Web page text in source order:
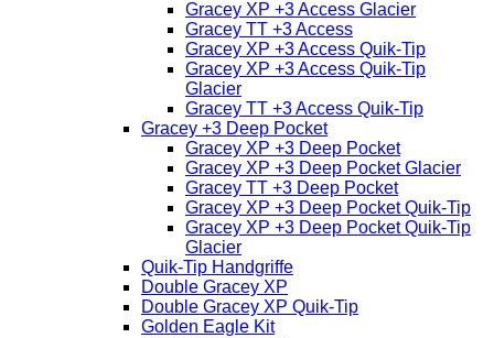
Gracey XP +3 Access Glacier
Gracey TT +3 Access
Gracey XP +3 Access Quik-Tip
Gracey XP +3 Access Quik-Tip
Glacier
Gracey TT +3 Access Quik-Tip
Gracey +3 Deep Pocket
Gracey XP +3 Deep Pocket
Gracey XP +3 Deep Pocket Glacier
Gracey TT +3 Deep Pocket
Gracey XP +3 Deep Pocket Quik-Tip
Gracey XP +3 Deep Pocket Quik-Tip
Glacier
Quik-Tip Handgriffe
Double Gracey XP
Double Gracey XP Quik-Tip
Golden Eagle Kit